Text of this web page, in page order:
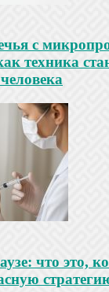
с
техника
что это,